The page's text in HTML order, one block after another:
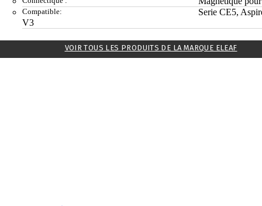
Compatible:
Serie CE5,
V3
VOIR TOUS LES PRODUITS DE LA MARQUE ELEAF